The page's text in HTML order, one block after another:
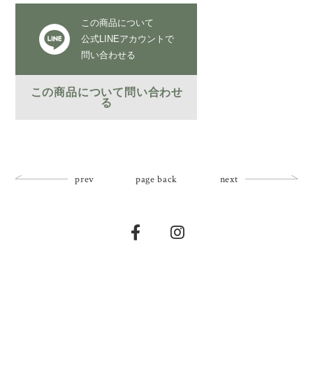
この商品について
公式LINEアカウントで
問い合わせる
この商品について問い合わせ
る
prev next
page back